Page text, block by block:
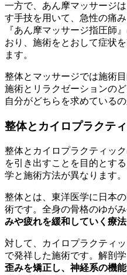
一方で、あん摩マッサージ
す手技を用いて、急性の痛
『あん摩マッサージ指圧師
おり、施術をとおして症状
ます。
整体とマッサージでは施術
施術とリラクゼーションの
自分がどちらを求めている
整体とカイロプラクテ
整体とカイロプラクティッ
を引き出すことを目的とす
学と施術方法が異なります。
整体とは、東洋医学に日本
術です。全身の骨格のゆが
みや疲れを緩和していく療法
対して、カイロプラクティ
で発祥した施術です。解剖
歪みを矯正し、神経系の機